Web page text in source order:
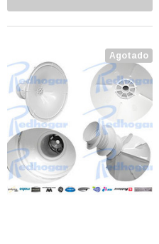
Agotado